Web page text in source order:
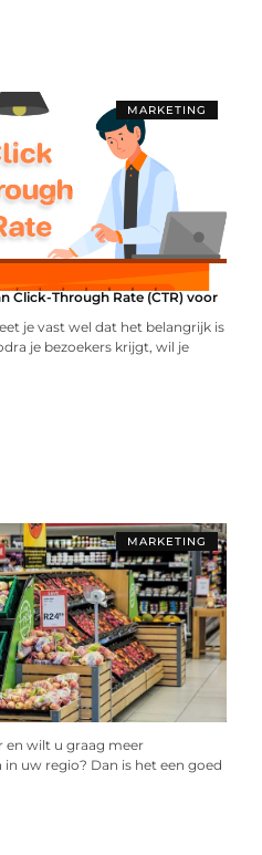
MARKETING
Click-Through Rate (CTR) voor
je vast wel dat het belangrijk is
je bezoekers krijgt, wil je
MARKETING
en wilt u graag meer
uw regio? Dan is het een goed